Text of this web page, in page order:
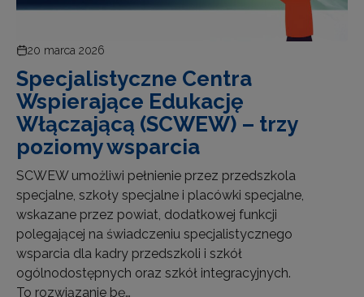
20 marca 2026
Specjalistyczne Centra
Wspierające Edukację
Włączającą (SCWEW) – trzy
poziomy wsparcia
SCWEW umożliwi pełnienie przez przedszkola
specjalne, szkoły specjalne i placówki specjalne,
wskazane przez powiat, dodatkowej funkcji
polegającej na świadczeniu specjalistycznego
wsparcia dla kadry przedszkoli i szkół
ogólnodostępnych oraz szkół integracyjnych.
To rozwiązanie bę…